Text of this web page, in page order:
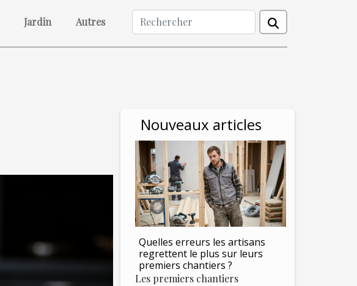
Jardin Autres
Nouveaux articles
Quelles erreurs les artisans
regrettent le plus sur leurs
premiers chantiers ?
Les premiers chantiers